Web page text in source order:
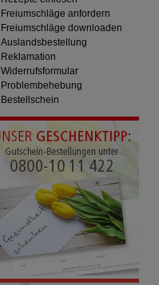
Freiumschläge anfordern
Freiumschläge downloaden
Auslandsbestellung
Reklamation
Widerrufsformular
Problembehebung
Bestellschein